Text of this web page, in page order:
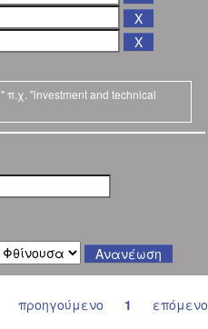
"investment and technical
προηγούμενο 1 επόμενο